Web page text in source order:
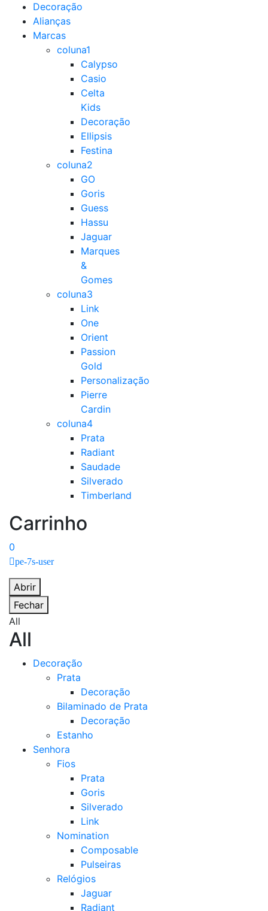
Decoração
Alianças
Marcas
coluna1
Calypso
Casio
Celta
Kids
Decoração
Ellipsis
Festina
coluna2
GO
Goris
Guess
Hassu
Jaguar
Marques
&
Gomes
coluna3
Link
One
Orient
Passion
Gold
Personalização
Pierre
Cardin
coluna4
Prata
Radiant
Saudade
Silverado
Timberland
Carrinho
0
pe-7s-user
Abrir
Fechar
All
All
Decoração
Prata
Decoração
Bilaminado de Prata
Decoração
Estanho
Senhora
Fios
Prata
Goris
Silverado
Link
Nomination
Composable
Pulseiras
Relógios
Jaguar
Radiant